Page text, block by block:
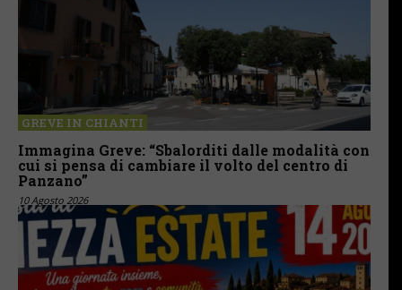
GREVE IN CHIANTI
Immagina Greve: “Sbalorditi dalle modalità con
cui si pensa di cambiare il volto del centro di
Panzano”
10 Agosto 2026